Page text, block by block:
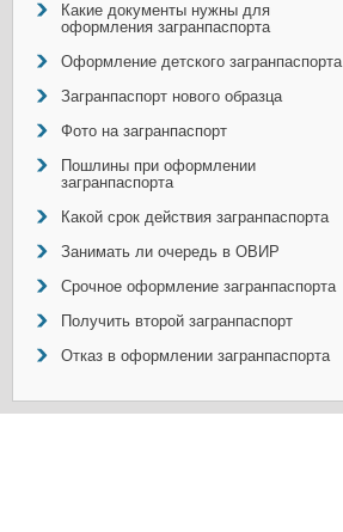
Какие документы нужны для
оформления загранпаспорта
Оформление детского загранпаспорта
Загранпаспорт нового образца
Фото на загранпаспорт
Пошлины при оформлении
загранпаспорта
Какой срок действия загранпаспорта
Занимать ли очередь в ОВИР
Срочное оформление загранпаспорта
Получить второй загранпаспорт
Отказ в оформлении загранпаспорта